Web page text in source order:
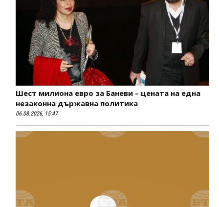
Шест милиона евро за Баневи – цената на една
незаконна държавна политика
06.08.2026, 15:47